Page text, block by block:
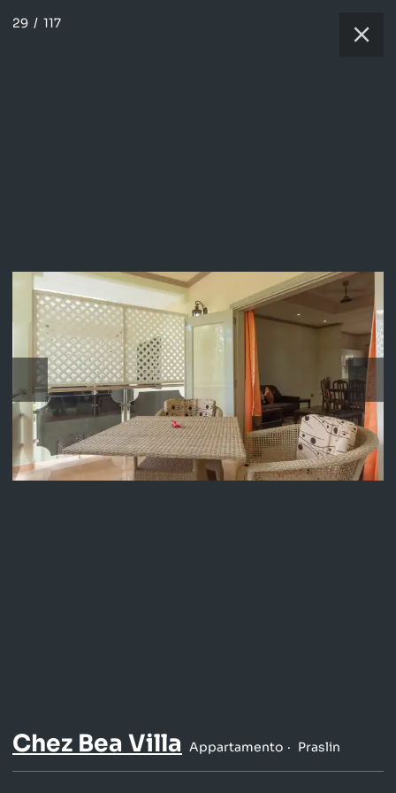
29 / 117
Chez Bea Villa Appartamento Praslin